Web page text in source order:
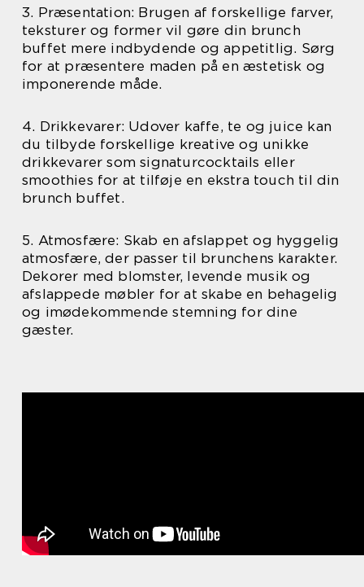
3. Præsentation: Brugen af forskellige farver,
teksturer og former vil gøre din brunch
buffet mere indbydende og appetitlig. Sørg
for at præsentere maden på en æstetisk og
imponerende måde.
4. Drikkevarer: Udover kaffe, te og juice kan
du tilbyde forskellige kreative og unikke
drikkevarer som signaturcocktails eller
smoothies for at tilføje en ekstra touch til din
brunch buffet.
5. Atmosfære: Skab en afslappet og hyggelig
atmosfære, der passer til brunchens karakter.
Dekorer med blomster, levende musik og
afslappede møbler for at skabe en behagelig
og imødekommende stemning for dine
gæster.